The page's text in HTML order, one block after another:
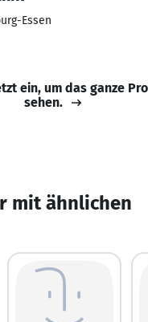
Essen
ein, um das ganze
sehen.
mit ähnlichen